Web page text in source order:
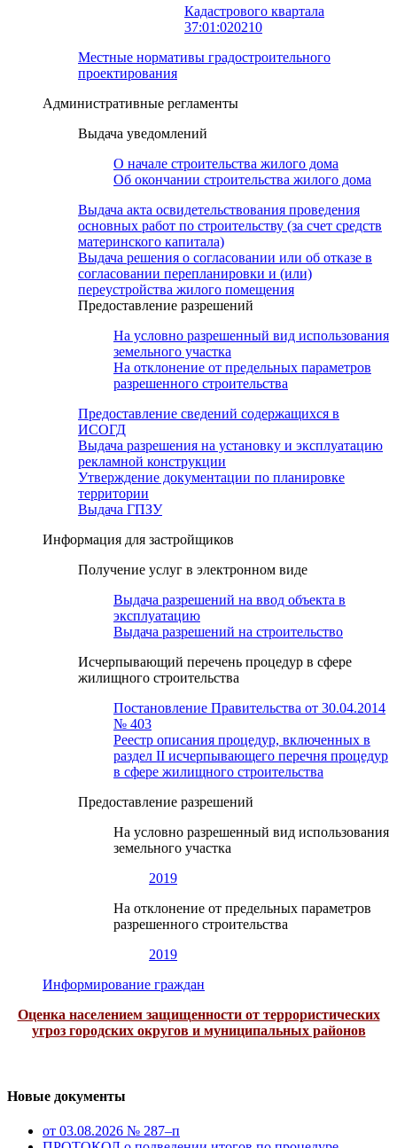
Кадастрового квартала
37:01:020210
Местные нормативы градостроительного
проектирования
Административные регламенты
Выдача уведомлений
О начале строительства жилого дома
Об окончании строительства жилого дома
Выдача акта освидетельствования проведения
основных работ по строительству (за счет средств
материнского капитала)
Выдача решения о согласовании или об отказе в
согласовании перепланировки и (или)
переустройства жилого помещения
Предоставление разрешений
На условно разрешенный вид использования
земельного участка
На отклонение от предельных параметров
разрешенного строительства
Предоставление сведений содержащихся в
ИСОГД
Выдача разрешения на установку и эксплуатацию
рекламной конструкции
Утверждение документации по планировке
территории
Выдача ГПЗУ
Информация для застройщиков
Получение услуг в электронном виде
Выдача разрешений на ввод объекта в
эксплуатацию
Выдача разрешений на строительство
Исчерпывающий перечень процедур в сфере
жилищного строительства
Постановление Правительства от 30.04.2014
№ 403
Реестр описания процедур, включенных в
раздел II исчерпывающего перечня процедур
в сфере жилищного строительства
Предоставление разрешений
На условно разрешенный вид использования
земельного участка
2019
На отклонение от предельных параметров
разрешенного строительства
2019
Информирование граждан
Оценка населением защищенности от террористических
угроз городских округов и муниципальных районов
Новые документы
от 03.08.2026 № 287–п